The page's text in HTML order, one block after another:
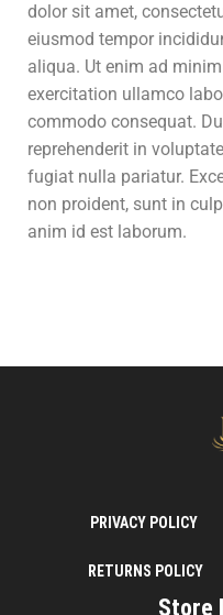
dolor sit amet,
eiusmod tempor
aliqua. Ut enim ad
exercitation ullamco
commodo consequat.
reprehenderit in
fugiat nulla pariatur.
non proident, sunt in
anim id est laborum.
PRIVACY POLICY
RETURNS POLICY
Store